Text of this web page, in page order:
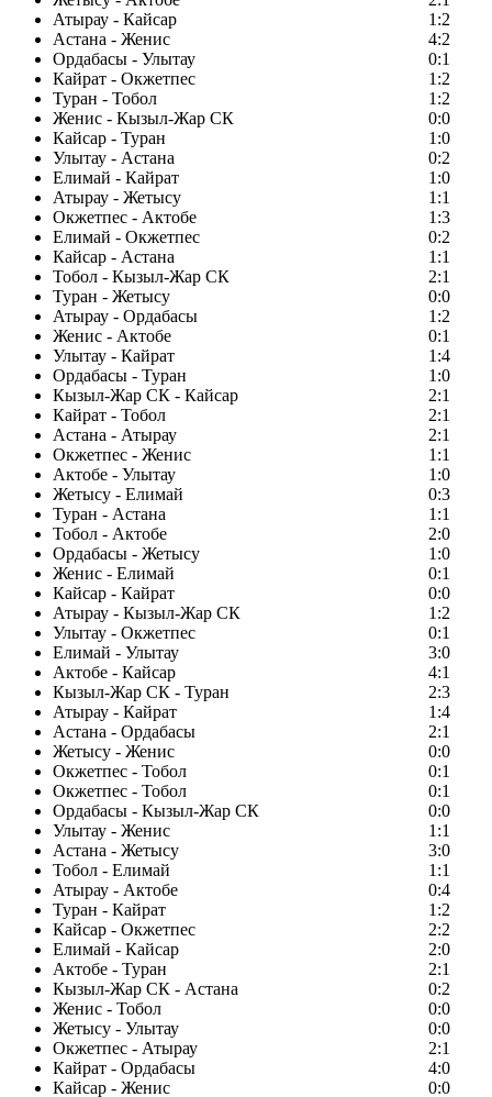
Атырау - Кайсар
1:2
Астана - Женис
4:2
Ордабасы - Улытау
0:1
Кайрат - Окжетпес
1:2
Туран - Тобол
1:2
Женис - Кызыл-Жар СК
0:0
Кайсар - Туран
1:0
Улытау - Астана
0:2
Елимай - Кайрат
1:0
Атырау - Жетысу
1:1
Окжетпес - Актобе
1:3
Елимай - Окжетпес
0:2
Кайсар - Астана
1:1
Тобол - Кызыл-Жар СК
2:1
Туран - Жетысу
0:0
Атырау - Ордабасы
1:2
Женис - Актобе
0:1
Улытау - Кайрат
1:4
Ордабасы - Туран
1:0
Кызыл-Жар СК - Кайсар
2:1
Кайрат - Тобол
2:1
Астана - Атырау
2:1
Окжетпес - Женис
1:1
Актобе - Улытау
1:0
Жетысу - Елимай
0:3
Туран - Астана
1:1
Тобол - Актобе
2:0
Ордабасы - Жетысу
1:0
Женис - Елимай
0:1
Кайсар - Кайрат
0:0
Атырау - Кызыл-Жар СК
1:2
Улытау - Окжетпес
0:1
Елимай - Улытау
3:0
Актобе - Кайсар
4:1
Кызыл-Жар СК - Туран
2:3
Атырау - Кайрат
1:4
Астана - Ордабасы
2:1
Жетысу - Женис
0:0
Окжетпес - Тобол
0:1
Окжетпес - Тобол
0:1
Ордабасы - Кызыл-Жар СК
0:0
Улытау - Женис
1:1
Астана - Жетысу
3:0
Тобол - Елимай
1:1
Атырау - Актобе
0:4
Туран - Кайрат
1:2
Кайсар - Окжетпес
2:2
Елимай - Кайсар
2:0
Актобе - Туран
2:1
Кызыл-Жар СК - Астана
0:2
Женис - Тобол
0:0
Жетысу - Улытау
0:0
Окжетпес - Атырау
2:1
Кайрат - Ордабасы
4:0
Кайсар - Женис
0:0